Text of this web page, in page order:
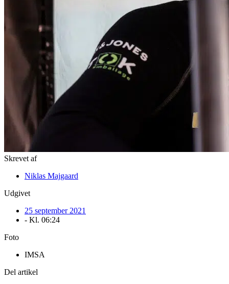
Skrevet af
Niklas Majgaard
Udgivet
25 september 2021
- Kl. 06:24
Foto
IMSA
Del artikel